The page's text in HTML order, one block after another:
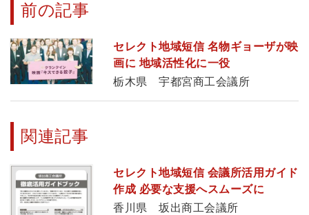
前の記事
セレクト地域短信 名物ギョーザが映
画に 地域活性化に一役
栃木県 宇都宮商工会議所
関連記事
セレクト地域短信 会議所活用ガイド
作成 必要な支援へスムーズに
香川県 坂出商工会議所